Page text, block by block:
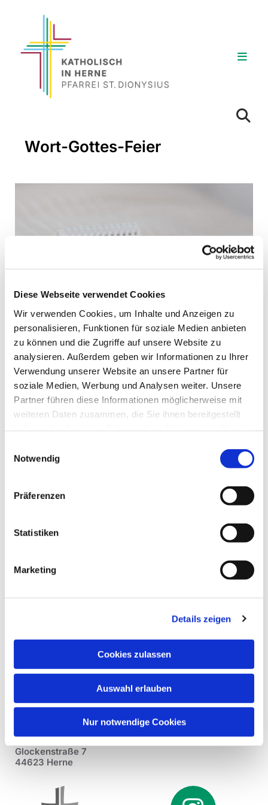
Diese Webseite verwendet Cookies
Wir verwenden Cookies, um Inhalte und Anzeigen zu
personalisieren, Funktionen für soziale Medien anbieten
zu können und die Zugriffe auf unsere Website zu
analysieren. Außerdem geben wir Informationen zu Ihrer
Verwendung unserer Website an unsere Partner für
soziale Medien, Werbung und Analysen weiter. Unsere
Partner führen diese Informationen möglicherweise mit
weiteren Daten zusammen, die Sie ihnen bereitgestellt
Notwendig
Präferenzen
Statistiken
Marketing
Details zeigen
Cookies zulassen
Auswahl erlauben
Nur notwendige Cookies
Wort-Gottes-Feier
Samstag, 24. Juli 2027, 17:00 Uhr
St. Pius, Werftstr. 25, 44628
Pfarrei St. Dionysius Herne
Glockenstraße 7
44623 Herne